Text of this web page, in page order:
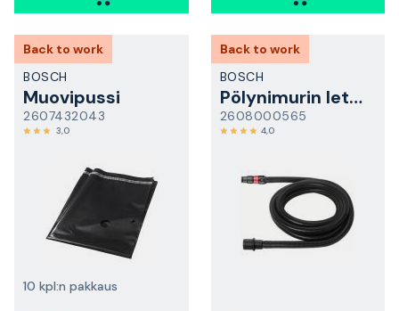
Back to work
BOSCH
Muovipussi
2607432043
3,0
10 kpl:n pakkaus
Back to work
BOSCH
Pölynimurin letku
2608000565
4,0